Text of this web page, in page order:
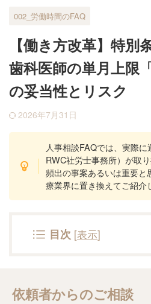
002_労働時間のFAQ
【働き方改革】特別
歯科医師の単月上限
の妥当性とリスク
2026年7月31日
人事相談FAQでは、実際に
RWC社労士事務所）が取
頻出の事案あるいは重要
療業界に置き換えてご紹介
目次 [表示]
依頼者からのご相談